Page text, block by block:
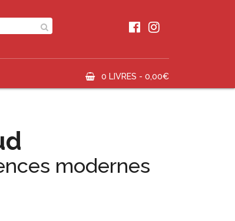
0 LIVRES - 0,00€
modernes